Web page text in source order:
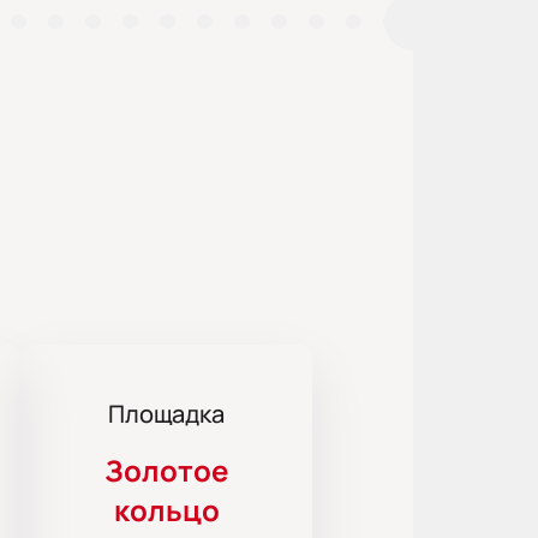
Площадка
Золотое
кольцо